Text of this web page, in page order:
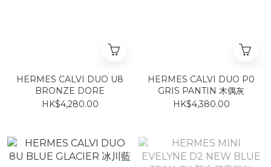
HERMES CALVI DUO U8
BRONZE DORE
HK$4,280.00
HERMES CALVI DUO P0
GRIS PANTIN 木偶灰
HK$4,380.00